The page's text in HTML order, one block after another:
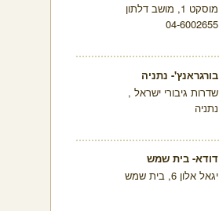
מוסקט 1, מושב דלתון
04-6002655
בורגראנץ'- נתניה
שדרות גיבורי ישראל ,
נתניה
דודא- בית שמש
יגאל אלון 6, בית שמש